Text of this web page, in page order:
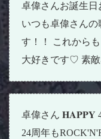
卓偉さんお誕生日
いつも卓偉さんの
す！！ これから
大好きです♡ 素敵
卓偉さん 𝐇𝐀𝐏𝐏𝐘
24周年も